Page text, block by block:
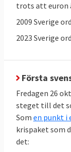
Sverige
Sverige
pekar i
i svensk
införts på
december
pågående
Sverige,
trots att euron
2009 Sverige
2023 Sverige
Första
Fredagen 26
steget till det
Som en punkt i
krispaket som
det: